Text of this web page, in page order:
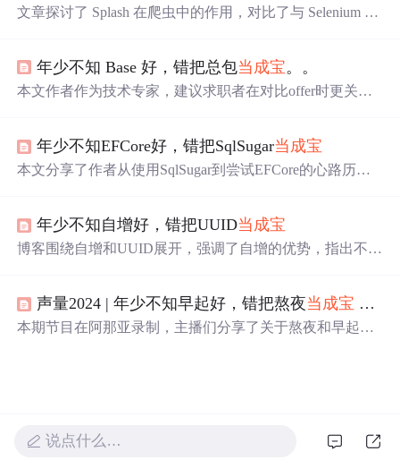
文章探讨了 Splash 在爬虫中的作用，对比了与 Selenium 的
配置和使用 Splash，包括发送 GET 和 POST 请求，并强调
了 Splash 在无反爬策略但需要JS渲染场景下的优势。
年少不知 Base 好，错把总包当成宝。。
本文作者作为技术专家，建议求职者在对比offer时更关注B
性和相关因素。
年少不知EFCore好，错把SqlSugar当成宝
本文分享了作者从使用SqlSugar到尝试EFCore的心路历
年少不知自增好，错把UUID当成宝
博客围绕自增和UUID展开，强调了自增的优势，指出不应
声量2024 | 年少不知早起好，错把熬夜当成宝
本期节目在阿那亚录制，主播们分享了关于熬夜和早起的
说点什么…